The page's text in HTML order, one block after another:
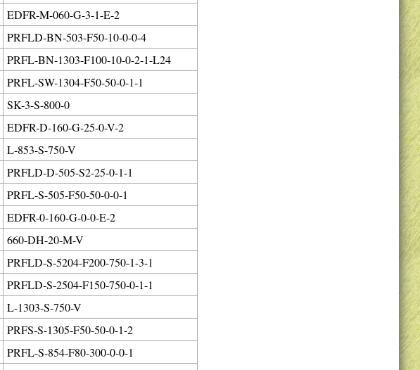
EDFR-M-060-G-3-1-E-2
PRFLD-BN-503-F50-10-0-0-4
PRFL-BN-1303-F100-10-0-2-1-L24
PRFL-SW-1304-F50-50-0-1-1
SK-3-S-800-0
EDFR-D-160-G-25-0-V-2
L-853-S-750-V
PRFLD-D-505-S2-25-0-1-1
PRFL-S-505-F50-50-0-0-1
EDFR-0-160-G-0-0-E-2
660-DH-20-M-V
PRFLD-S-5204-F200-750-1-3-1
PRFLD-S-2504-F150-750-0-1-1
L-1303-S-750-V
PRFS-S-1305-F50-50-0-1-2
PRFL-S-854-F80-300-0-0-1